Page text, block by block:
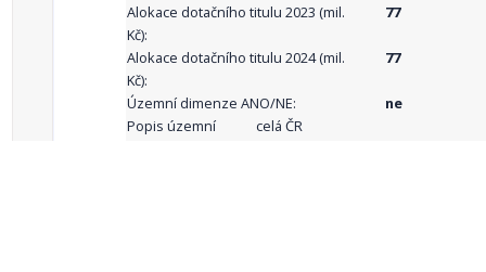
Alokace dotačního titulu 2023 (mil.
Kč):
77
Alokace dotačního titulu 2024 (mil.
Kč):
77
Územní dimenze ANO/NE:
ne
Popis územní
celá ČR